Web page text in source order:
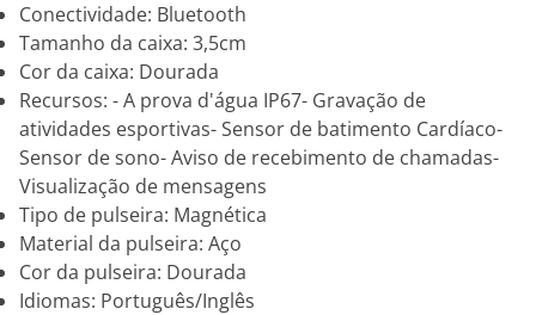
Conectividade: Bluetooth
Tamanho da caixa: 3,5cm
Cor da caixa: Dourada
Recursos: - A prova d'água IP67- Gravação de
atividades esportivas- Sensor de batimento Cardíaco-
Sensor de sono- Aviso de recebimento de chamadas-
Visualização de mensagens
Tipo de pulseira: Magnética
Material da pulseira: Aço
Cor da pulseira: Dourada
Idiomas: Português/Inglês